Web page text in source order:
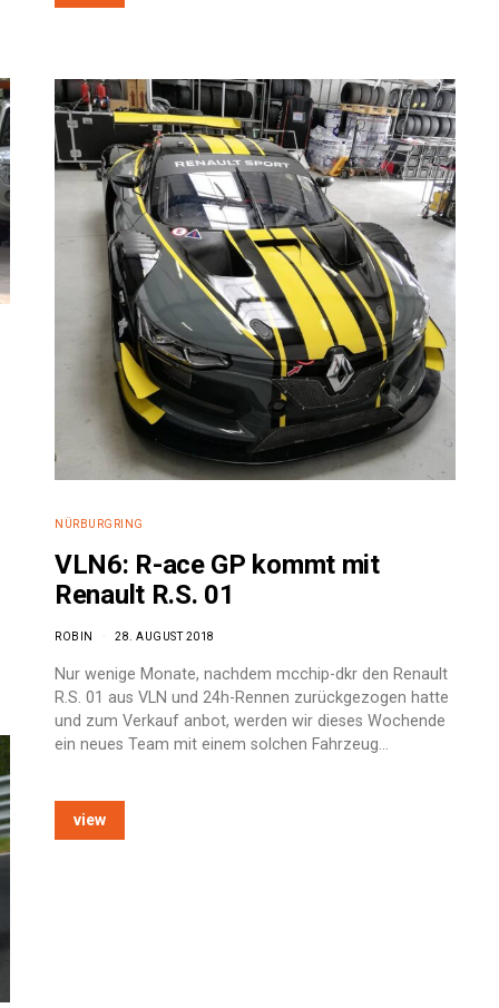
NÜRBURGRING
VLN6: R-ace GP kommt mit
Renault R.S. 01
ROBIN 28. AUGUST 2018
Nur wenige Monate, nachdem mcchip-dkr den Renault
R.S. 01 aus VLN und 24h-Rennen zurückgezogen hatte
und zum Verkauf anbot, werden wir dieses Wochende
ein neues Team mit einem solchen Fahrzeug…
view